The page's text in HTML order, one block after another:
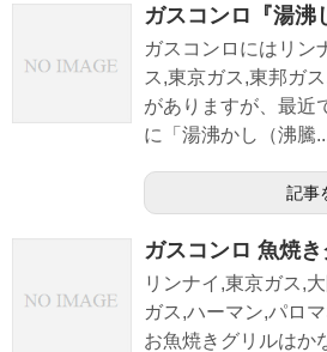
ガスコンロ『湯沸
ガスコンロにはリン
ス,東京ガス,東邦ガ
がありますが、最近
に「湯沸かし（沸騰
記事
ガスコンロ 魚焼
リンナイ,東京ガス,
ガス,ハーマン,パロ
お魚焼きグリルはか